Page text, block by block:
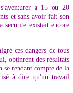
à 15 ou 20
et sans avoir fait son
sécurité existait encore
ces dangers de tous
obtinrent des résultats
rendant compte de la
à dire qu'un travail